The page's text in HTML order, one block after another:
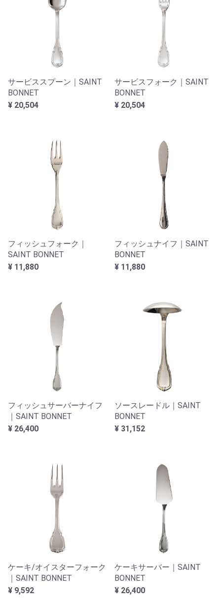
サービススプーン｜SAINT
BONNET
¥ 20,504
サービスフォーク｜SAINT
BONNET
¥ 20,504
フィッシュフォーク｜
SAINT BONNET
¥ 11,880
フィッシュナイフ｜SAINT
BONNET
¥ 11,880
フィッシュサーバーナイフ
｜SAINT BONNET
¥ 26,400
ソースレードル｜SAINT
BONNET
¥ 31,152
ケーキ/オイスターフォーク
｜SAINT BONNET
¥ 9,592
ケーキサーバー｜SAINT
BONNET
¥ 26,400